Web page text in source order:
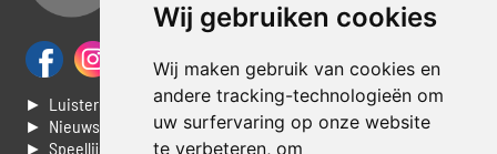
Wij gebruiken cookies
Wij maken gebruik van cookies en
andere tracking-technologieën om
uw surfervaring op onze website
te verbeteren, om
► Luisteren naar Jouwradio
► Nieuws
► Speellijst